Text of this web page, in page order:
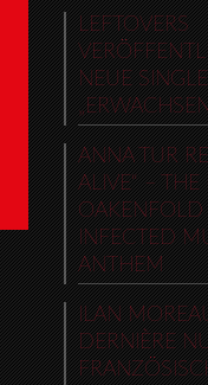
LEFTOVERS
NEUE SINGLE
ANNA TUR
ALIVE“ – THE
INFECTED
ANTHEM
ILAN
DERNIÈRE